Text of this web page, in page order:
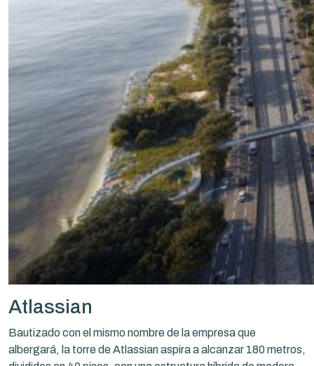
Atlassian
Bautizado con el mismo nombre de la empresa que
albergará, la torre de Atlassian aspira a alcanzar 180 metros,